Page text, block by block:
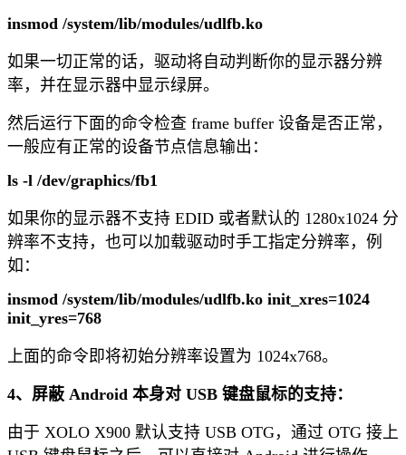
insmod /system/lib/modules/udlfb.ko
如果一切正常的话，驱动将自动判断你的显示器分辨
率，并在显示器中显示绿屏。
然后运行下面的命令检查 frame buffer 设备是否正常，
一般应有正常的设备节点信息输出：
ls -l /dev/graphics/fb1
如果你的显示器不支持 EDID 或者默认的 1280x1024 分
辨率不支持，也可以加载驱动时手工指定分辨率，例
如：
insmod /system/lib/modules/udlfb.ko init_xres=1024
init_yres=768
上面的命令即将初始分辨率设置为 1024x768。
4、屏蔽 Android 本身对 USB 键盘鼠标的支持：
由于 XOLO X900 默认支持 USB OTG，通过 OTG 接上